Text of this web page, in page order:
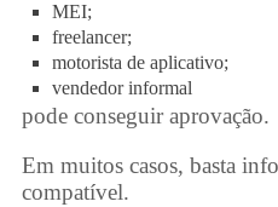
MEI;
freelancer;
motorista de aplicativo;
vendedor informal
pode conseguir aprovação.
Em muitos casos, basta
compatível.